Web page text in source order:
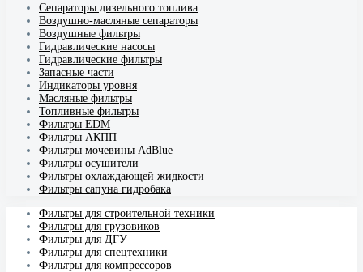
Cепараторы дизельного топлива
Воздушно-масляные сепараторы
Воздушные фильтры
Гидравлические насосы
Гидравлические фильтры
Запасные части
Индикаторы уровня
Масляные фильтры
Топливные фильтры
Фильтры EDM
Фильтры АКПП
Фильтры мочевины AdBlue
Фильтры осушители
Фильтры охлаждающей жидкости
Фильтры сапуна гидробака
Фильтры для строительной техники
Фильтры для грузовиков
Фильтры для ДГУ
Фильтры для спецтехники
Фильтры для компрессоров